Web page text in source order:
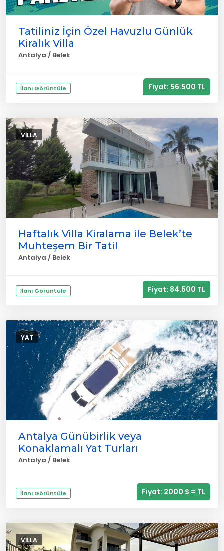
Tatiliniz İçin Özel Havuzlu Günlük
Kiralık Villa
Antalya / Belek
İlanı Görüntüle Fiyat: 56.500 TL
VILLA
Haftalık Villa Kiralama ile Belek’te
Muhteşem Bir Tatil
Antalya / Belek
İlanı Görüntüle Fiyat: 84.500 TL
YAT
Antalya Günübirlik veya
Konaklamalı Yat Turları
Antalya / Belek
İlanı Görüntüle Fiyat: 2000 $ = TL
VILLA